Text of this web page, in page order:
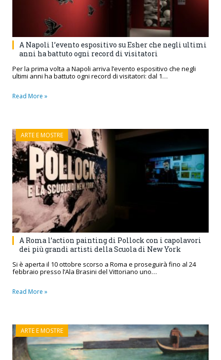
A Napoli l’evento espositivo su Esher che negli ultimi
anni ha battuto ogni record di visitatori
Per la prima volta a Napoli arriva l’evento espositivo che negli
ultimi anni ha battuto ogni record di visitatori: dal 1…
Read More »
ARTE E MOSTRE
A Roma l’action painting di Pollock con i capolavori
dei più grandi artisti della Scuola di New York
Si è aperta il 10 ottobre scorso a Roma e proseguirà fino al 24
febbraio presso l’Ala Brasini del Vittoriano uno…
Read More »
ARTE E MOSTRE